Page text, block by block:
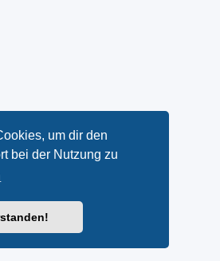
um dir den
bei der Nutzung zu